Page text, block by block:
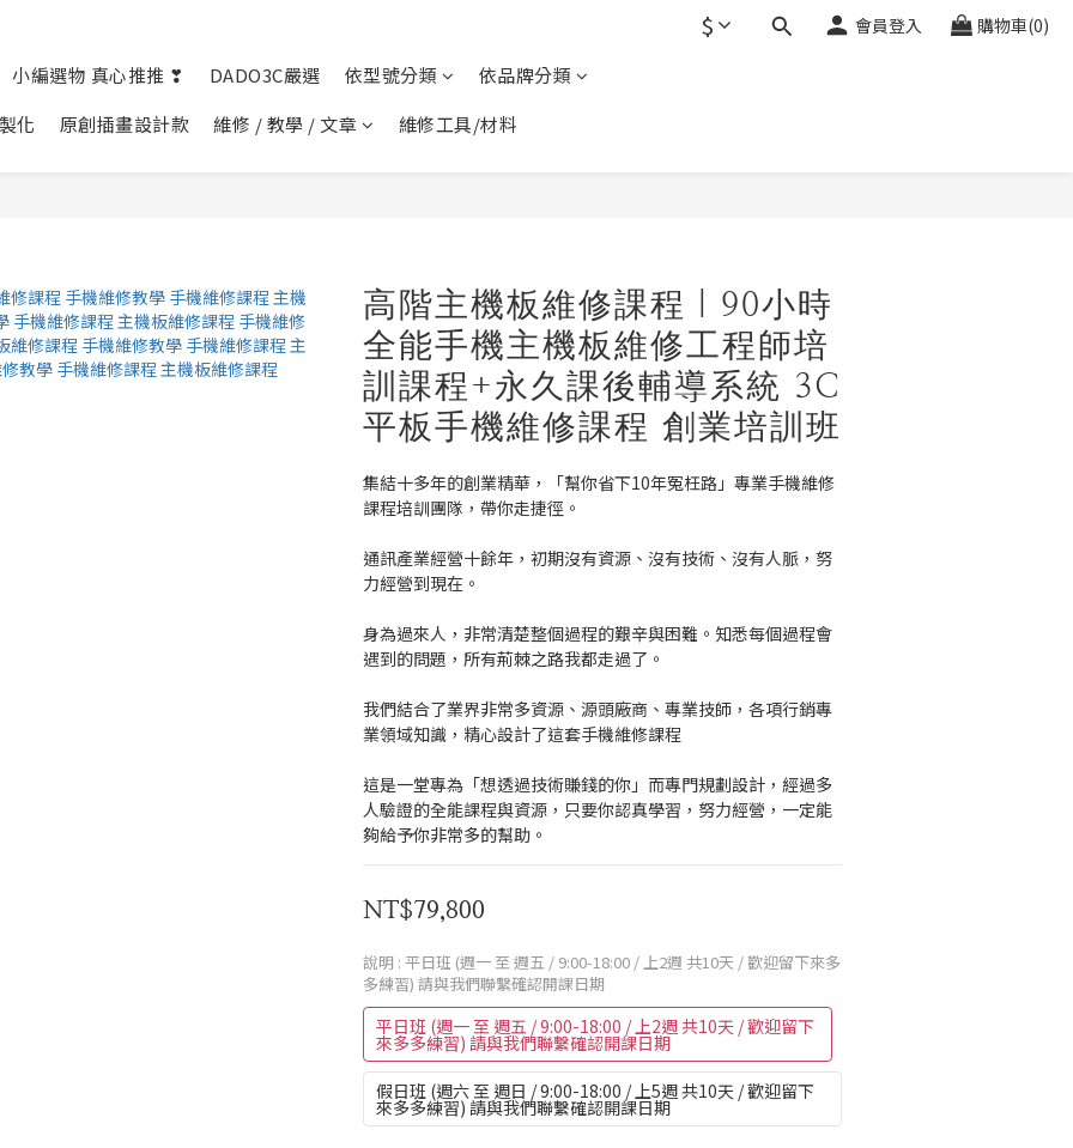
$ 會員登入 購物車(0)
小編選物 真心推推 ❣︎ DADO3C嚴選 依型號分類
依品牌分類
化
原創插畫設計款 維修 / 教學 / 文章 維修工具/材料
高階主機板維修課程｜90小時
全能手機主機板維修工程師培
訓課程+永久課後輔導系統 3C
平板手機維修課程 創業培訓班
集結十多年的創業精華，「幫你省下10年冤枉路」專業手機維修
課程培訓團隊，帶你走捷徑。
通訊產業經營十餘年，初期沒有資源、沒有技術、沒有人脈，努
力經營到現在。
身為過來人，非常清楚整個過程的艱辛與困難。知悉每個過程會
遇到的問題，所有荊棘之路我都走過了。
我們結合了業界非常多資源、源頭廠商、專業技師，各項行銷專
業領域知識，精心設計了這套手機維修課程
這是一堂專為「想透過技術賺錢的你」而專門規劃設計，經過多
人驗證的全能課程與資源，只要你認真學習，努力經營，一定能
夠給予你非常多的幫助。
NT$79,800
說明 : 平日班 (週一 至 週五 / 9:00-18:00 / 上2週 共10天 / 歡迎留下來多
多練習) 請與我們聯繫確認開課日期
平日班 (週一 至 週五 / 9:00-18:00 / 上2週 共10天 / 歡迎留下
來多多練習) 請與我們聯繫確認開課日期
假日班 (週六 至 週日 / 9:00-18:00 / 上5週 共10天 / 歡迎留下
來多多練習) 請與我們聯繫確認開課日期